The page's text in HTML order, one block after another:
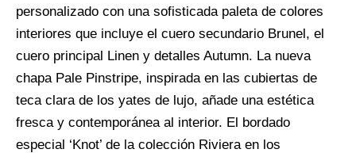
personalizado con una sofisticada paleta de colores
interiores que incluye el cuero secundario Brunel, el
cuero principal Linen y detalles Autumn. La nueva
chapa Pale Pinstripe, inspirada en las cubiertas de
teca clara de los yates de lujo, añade una estética
fresca y contemporánea al interior. El bordado
especial ‘Knot’ de la colección Riviera en los